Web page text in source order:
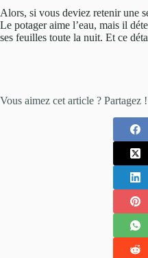
Alors, si vous deviez retenir une
Le potager aime l’eau, mais il
ses feuilles toute la nuit. Et ce
Vous aimez cet article ? Partagez !